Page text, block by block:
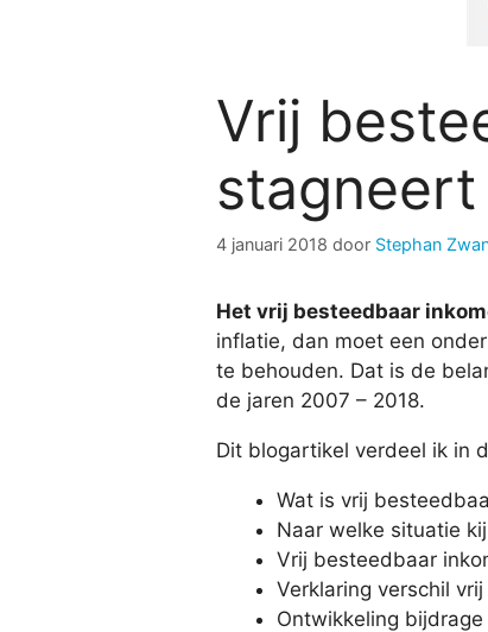
Vrij
stagneert
4 januari 2018 door Stephan
Het vrij besteedbaar
inflatie, dan moet een
te behouden. Dat is de
de jaren 2007 – 2018.
Dit blogartikel verdeel ik in
Wat is vrij
Naar welke situatie
Vrij besteedbaar
Verklaring verschil
Ontwikkeling